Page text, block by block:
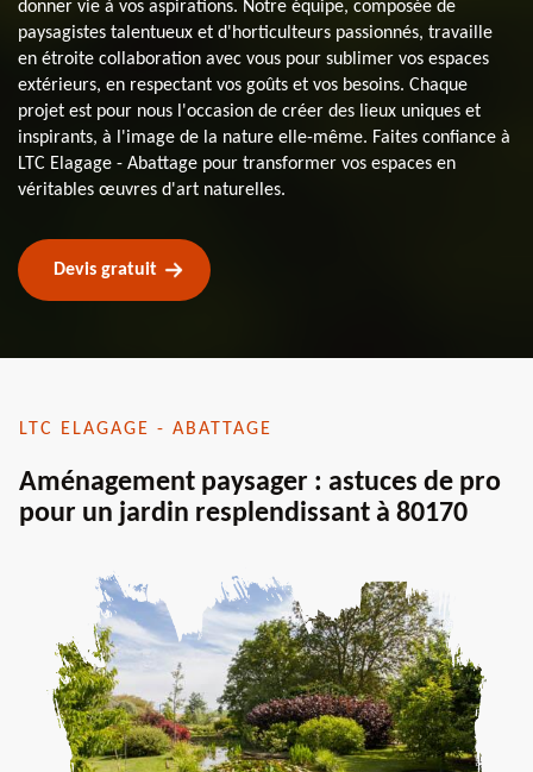
donner vie à vos aspirations. Notre équipe, composée de
paysagistes talentueux et d'horticulteurs passionnés, travaille
en étroite collaboration avec vous pour sublimer vos espaces
extérieurs, en respectant vos goûts et vos besoins. Chaque
projet est pour nous l'occasion de créer des lieux uniques et
inspirants, à l'image de la nature elle-même. Faites confiance à
LTC Elagage - Abattage pour transformer vos espaces en
véritables œuvres d'art naturelles.
Devis gratuit
LTC ELAGAGE - ABATTAGE
Aménagement paysager : astuces de pro
pour un jardin resplendissant à 80170